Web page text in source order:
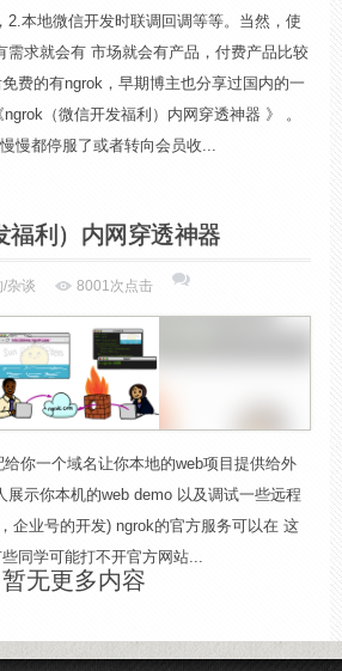
2.本地微信开发时联调回调等等。当然，使
需求就会有 市场就会有产品，付费产品比较
免费的有ngrok，早期博主也分享过国内的一
（微信开发福利）内网穿透神器 》 。
慢都停服了或者转向会员收...
福利）内网穿透神器
/杂谈 8001次点击
你一个域名让你本地的web项目提供给外
展示你本机的web demo 以及调试一些远程
企业号的开发) ngrok的官方服务可以在 这
同学可能打不开官方网站...
暂无更多内容